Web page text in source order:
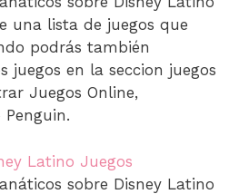
una lista de juegos que
podrás también
juegos en la seccion juegos
Juegos Online,
Penguin.
sobre Disney Latino